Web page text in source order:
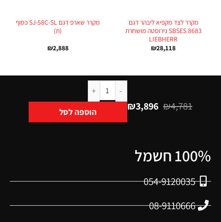
מקרר לצד מקפיא ליבהר דגם
SBSES 8683 נירוסטה מושחרת
LIEBHERR
₪28,118
מקרר שארפ דגם SJ-58C-SL כסוף
(ת)
₪2,888
₪4,781
₪3,896 הוספה לסל
100% חשמל
054-9120035
08-9110666